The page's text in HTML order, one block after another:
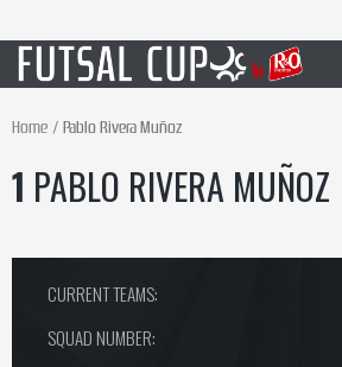
Home Pablo Rivera Muñoz
1 PABLO RIVERA MUÑOZ
CURRENT TEAMS:
SQUAD NUMBER: